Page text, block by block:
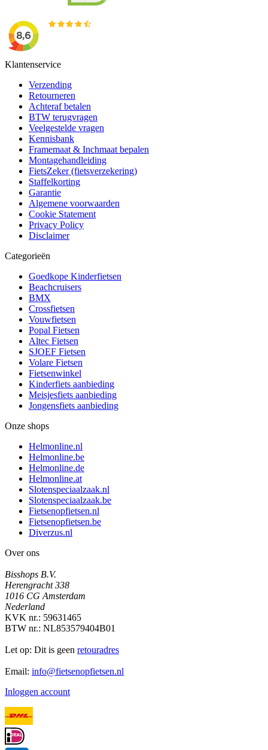
Klantenservice
Verzending
Retourneren
Achteraf betalen
BTW terugvragen
Veelgestelde vragen
Kennisbank
Framemaat & Inchmaat bepalen
Montagehandleiding
FietsZeker (fietsverzekering)
Staffelkorting
Garantie
Algemene voorwaarden
Cookie Statement
Privacy Policy
Disclaimer
Categorieën
Goedkope Kinderfietsen
Beachcruisers
BMX
Crossfietsen
Vouwfietsen
Popal Fietsen
Altec Fietsen
SJOEF Fietsen
Volare Fietsen
Fietsenwinkel
Kinderfiets aanbieding
Meisjesfiets aanbieding
Jongensfiets aanbieding
Onze shops
Helmonline.nl
Helmonline.be
Helmonline.de
Helmonline.at
Slotenspeciaalzaak.nl
Slotenspeciaalzaak.be
Fietsenopfietsen.nl
Fietsenopfietsen.be
Diverzus.nl
Over ons
Bisshops B.V.
Herengracht 338
1016 CG Amsterdam
Nederland
KVK nr.: 59631465
BTW nr.: NL853579404B01
Let op: Dit is geen retouradres
Email: info@fietsenopfietsen.nl
Inloggen account